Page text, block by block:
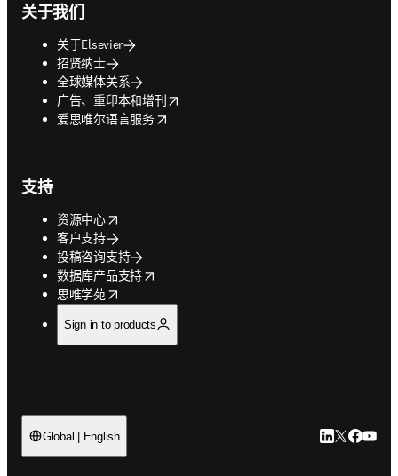
关于我们
关于Elsevier
招贤纳士
全球媒体关系
广告、重印本和增刊
opens in new tab/window
爱思唯尔语言服务
opens in new tab/window
支持
资源中心
opens in new tab/window
客户支持
投稿咨询支持
数据库产品支持
opens in new tab/window
思唯学苑
opens in new tab/window
Sign in to products
Global | English LinkedIn 在
Twitter 在